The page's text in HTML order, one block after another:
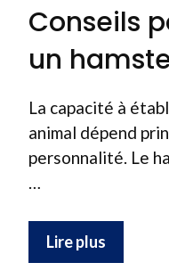
Conseils
un
La capacité à
animal dépend
personnalité. Le
…
Lire plus